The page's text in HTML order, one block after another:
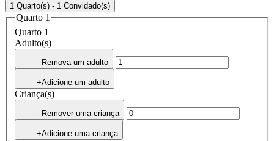
1 Quarto(s) - 1 Convidado(s)
Quarto 1
Quarto 1
Adulto(s)
- Remova um adulto
+Adicione um adulto
Criança(s)
- Remover uma criança
+Adicione uma criança